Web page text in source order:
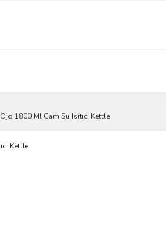
Ojo 1800 Ml Cam Su Isıtıcı Kettle